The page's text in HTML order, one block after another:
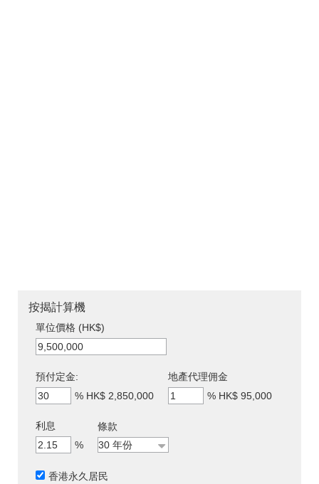
按揭計算機
單位價格 (HK$)
預付定金:
% HK$ 2,850,000
地產代理佣金
% HK$ 95,000
利息
%
條款
香港永久居民